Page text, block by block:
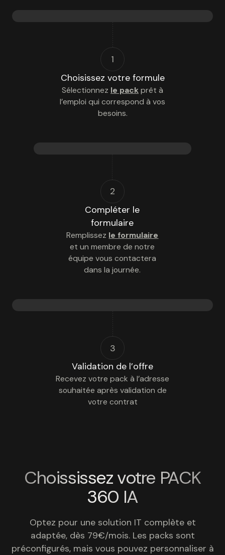
1
Choisissez votre formule
Sélectionnez le packprêt à
l’emploi qui correspond à vos
besoins.
2
Compléter le
formulaire
Remplissez le formulaire
et un membre de notre
équipe vous contactera
dans la journée.
3
Validation de l’offre
Recevez votre pack à l’adresse
souhaitée après validation de
votre contrat
Choississez votre PACK
360 IA
Optez pour une solution IT complète et
adaptée, dès 79€/mois. Les packs sont
préconfigurés, mais vous pouvez personnaliser à